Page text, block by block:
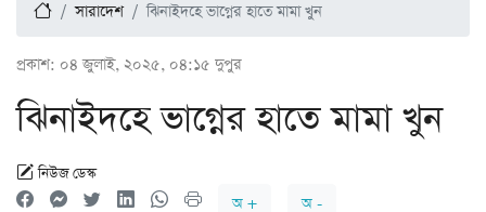
সারাদেশ ঝিনাইদহে ভাগ্নের হাতে মামা খুন
প্রকাশ: ০৪ জুলাই, ২০২৫, ০৪:১৫ দুপুর
ঝিনাইদহে ভাগ্নের হাতে মামা খুন
নিউজ ডেস্ক
অ +
অ -